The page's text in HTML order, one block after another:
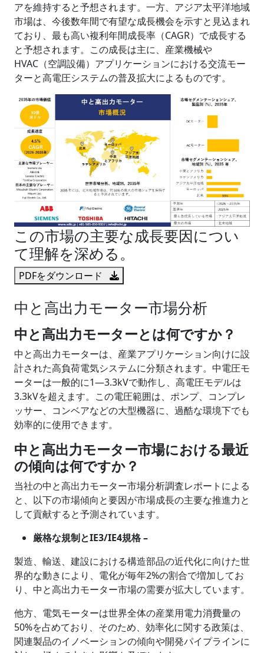
アを維持すると予想されます。一方、アジア太平洋地域
市場は、今後数年間で有望な成長機会を示すと見込まれ
ており、最も高い複利年間成長率（CAGR）で成長する
と予想されます。この成長は主に、産業機械や
HVAC（空調設備）アプリケーションにおける交流モー
ターと高電圧システムの普及拡大によるものです。
この市場の主要な成長要因につい
て理解を深める。
PDFをダウンロード
中と高出力モーター市場分析
中と高出力モーターとは何ですか？
中と高出力モーターは、産業アプリケーション向けに設
計された高負荷電気システムに分類されます。中電圧モ
ーターは一般的に1―3.3kVで動作し、高電圧モデルは
3.3kVを超えます。この電圧範囲は、ポンプ、コンプレ
ッサー、コンベアなどの大型機器に、過酷な環境下でも
効率的に使用できます。
中と高出力モーター市場における最近
の傾向は何ですか？
当社の中と高出力モーター市場分析調査レポートによる
と、以下の市場傾向と要因が市場成長の主要な推進力と
して貢献すると予測されています。
厳格な規制とIE3/IE4規格 –
製造、輸送、建設における構造部品の近代化に向けた世
界的な動きにより、電化が毎年2%の割合で増加してお
り、中と高出力モーター市場の需要が拡大しています。
他方、電気モーターは世界全体の産業用電力消費量の
50%を占めており、そのため、効率化に関する政策は、
関連製品のイノベーションの傾向や開発パイプラインに